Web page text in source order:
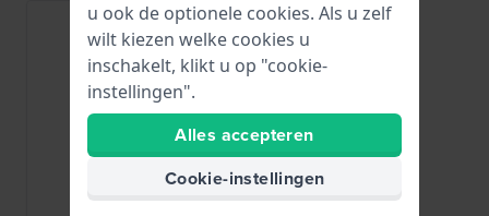
u ook de optionele cookies. Als u zelf
wilt kiezen welke cookies u
inschakelt, klikt u op "cookie-
instellingen".
Alles accepteren
Cookie-instellingen